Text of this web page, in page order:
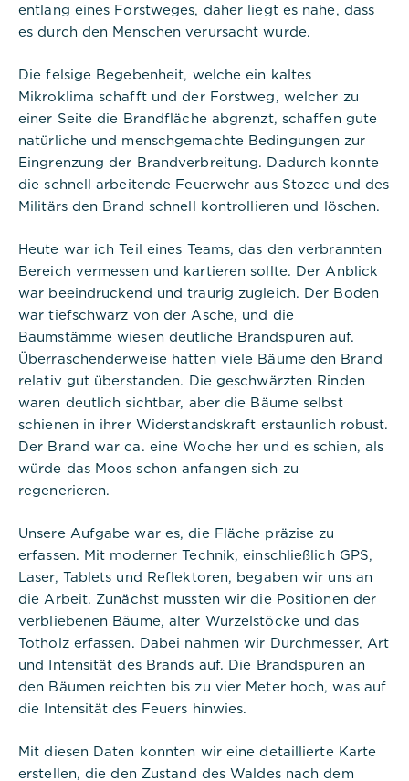
entlang eines Forstweges, daher liegt es nahe, dass
es durch den Menschen verursacht wurde.
Die felsige Begebenheit, welche ein kaltes
Mikroklima schafft und der Forstweg, welcher zu
einer Seite die Brandfläche abgrenzt, schaffen gute
natürliche und menschgemachte Bedingungen zur
Eingrenzung der Brandverbreitung. Dadurch konnte
die schnell arbeitende Feuerwehr aus Stozec und des
Militärs den Brand schnell kontrollieren und löschen.
Heute war ich Teil eines Teams, das den verbrannten
Bereich vermessen und kartieren sollte. Der Anblick
war beeindruckend und traurig zugleich. Der Boden
war tiefschwarz von der Asche, und die
Baumstämme wiesen deutliche Brandspuren auf.
Überraschenderweise hatten viele Bäume den Brand
relativ gut überstanden. Die geschwärzten Rinden
waren deutlich sichtbar, aber die Bäume selbst
schienen in ihrer Widerstandskraft erstaunlich robust.
Der Brand war ca. eine Woche her und es schien, als
würde das Moos schon anfangen sich zu
regenerieren.
Unsere Aufgabe war es, die Fläche präzise zu
erfassen. Mit moderner Technik, einschließlich GPS,
Laser, Tablets und Reflektoren, begaben wir uns an
die Arbeit. Zunächst mussten wir die Positionen der
verbliebenen Bäume, alter Wurzelstöcke und das
Totholz erfassen. Dabei nahmen wir Durchmesser, Art
und Intensität des Brands auf. Die Brandspuren an
den Bäumen reichten bis zu vier Meter hoch, was auf
die Intensität des Feuers hinwies.
Mit diesen Daten konnten wir eine detaillierte Karte
erstellen, die den Zustand des Waldes nach dem
Notwendig
Website benötigt und helfen dabei, unsere
Website nutzbar zu machen sowie Zugriffe auf
sichere Bereiche unserer Website ermöglichen.
Cookie Informationen anzeigen
PHPSESSID
Anbieter:
Commerzbank Umweltpraktikum
Cookie Name:
PHPSESSID
Dauer:
Session
Dieses Cookie ist nativ für PHP-
Anwendungen. Das Cookie wird
verwendet, um die eindeutige
Sitzungs-ID eines Benutzers zu
speichern und zu identifizieren, um
die Benutzersitzung auf der
Website zu verwalten. Das Cookie
ist ein Session-Cookie und wird
gelöscht, wenn alle Browserfenster
geschlossen sind.